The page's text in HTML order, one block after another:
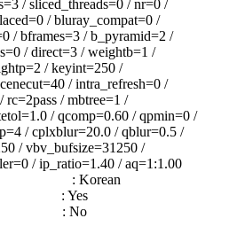
/ sliced_threads=0 / nr=0 /
/ bluray_compat=0 /
/ bframes=3 / b_pyramid=2 /
/ direct=3 / weightb=1 /
/ keyint=250 /
/ intra_refresh=0 /
rc=2pass / mbtree=1 /
/ qcomp=0.60 / qpmin=0 /
/ cplxblur=20.0 / qblur=0.5 /
/ vbv_bufsize=31250 /
/ ip_ratio=1.40 / aq=1:1.00
: Korean
: Yes
: No